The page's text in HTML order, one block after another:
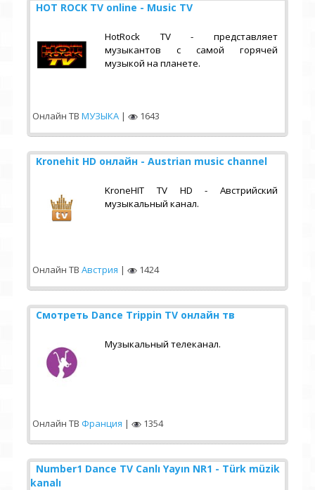
HOT ROCK TV online - Music TV
HotRock TV - представляет
музыкантов с самой горячей
музыкой на планете.
Онлайн ТВ МУЗЫКА | 1643
Kronehit HD онлайн - Austrian music channel
KroneHIT TV HD - Австрийский
музыкальный канал.
Онлайн ТВ Австрия | 1424
Смотреть Dance Trippin TV онлайн тв
Музыкальный телеканал.
Онлайн ТВ Франция | 1354
Number1 Dance TV Canlı Yayın NR1 - Türk müzik
kanalı